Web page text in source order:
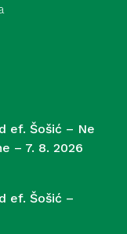
ef. Šošić – Ne
– 7. 8. 2026
ef. Šošić –